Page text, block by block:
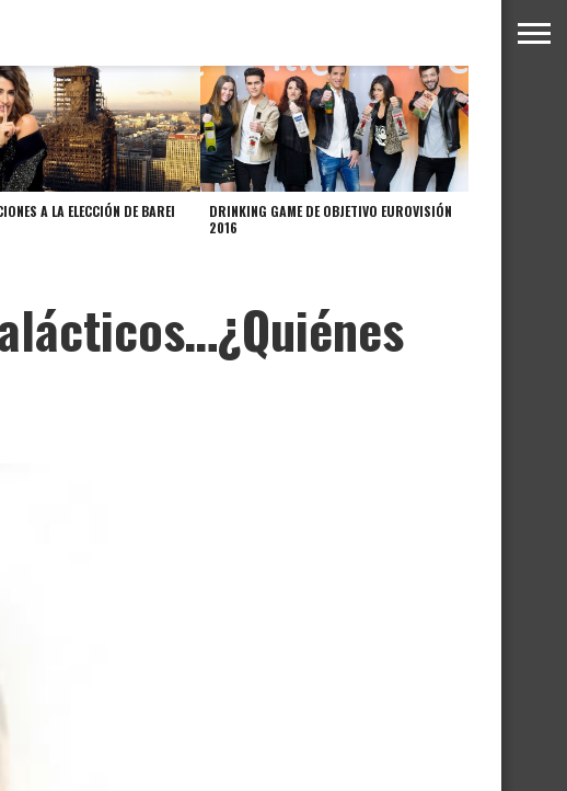
A LA ELECCIÓN DE BAREI
DRINKING GAME DE OBJETIVO EUROVISIÓN
2016